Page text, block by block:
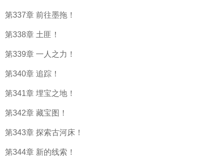
第337章 前往墨拖！
第338章 土匪！
第339章 一人之力！
第340章 追踪！
第341章 埋宝之地！
第342章 藏宝图！
第343章 探索古河床！
第344章 新的线索！